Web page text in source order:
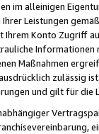
im alleinigen
Leistungen
Ihrem Konto
Maßnahmen
zulässig
und gilt für die